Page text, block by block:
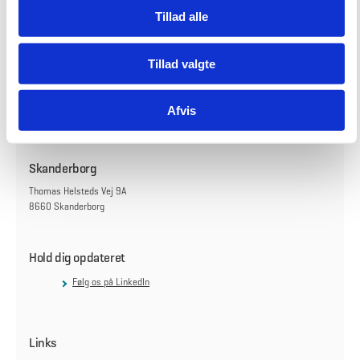
Tillad alle
Tillad valgte
Afvis
Carsten Niebuhrs Gade 43
Find vej til os
Skanderborg
Thomas Helsteds Vej 9A
8660 Skanderborg
Hold dig opdateret
Følg os på LinkedIn
Links